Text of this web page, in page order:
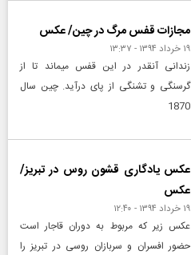
مجازات قفس مرگ در چین/ عکس
۱۹ خرداد ۱۳۹۴ - ۱۳:۳۷
زندانی آنقدر در این قفس میماند تا از
گرسنگی و تشنگی از پای درآید. چین سال
1870
عکس یادگاری قشون روس در تبریز/
عکس
۱۹ خرداد ۱۳۹۴ - ۱۲:۴۰
عکس زیر که مربوط به دوران قاجار است
حضور افسران و سربازان روسی در تبریز را